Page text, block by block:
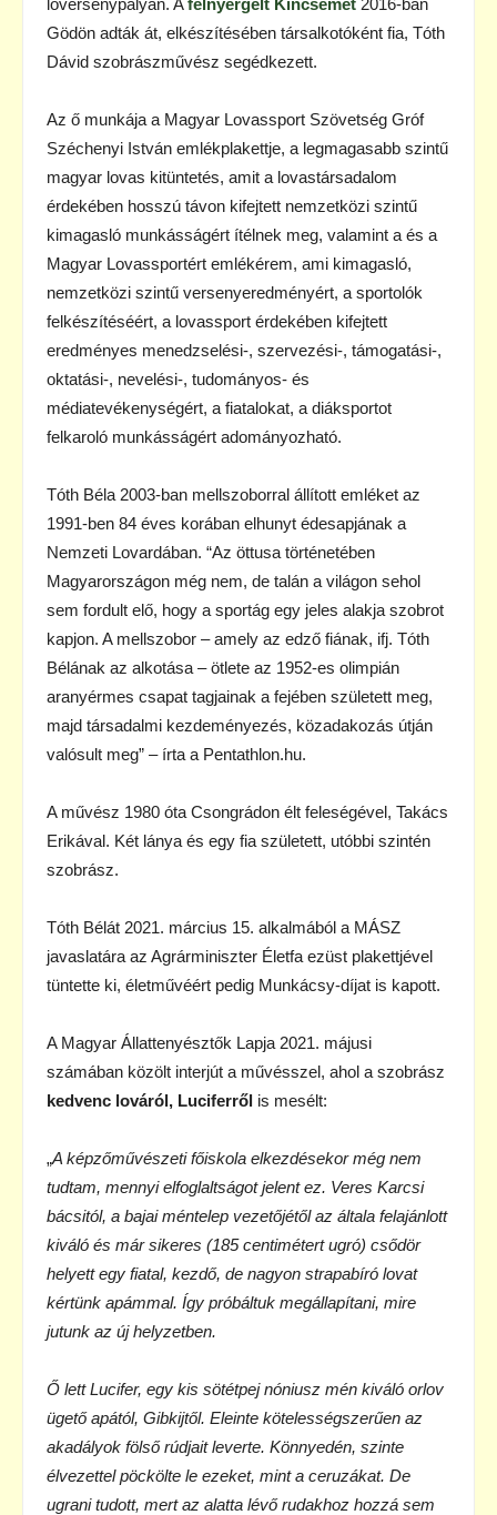
Gödön adták át, elkészítésében társalkotóként fia, Tóth
Dávid szobrászművész segédkezett.
Az ő munkája a Magyar Lovassport Szövetség Gróf
Széchenyi István emlékplakettje, a legmagasabb szintű
magyar lovas kitüntetés, amit a lovastársadalom
érdekében hosszú távon kifejtett nemzetközi szintű
kimagasló munkásságért ítélnek meg, valamint a és a
Magyar Lovassportért emlékérem, ami kimagasló,
nemzetközi szintű versenyeredményért, a sportolók
felkészítéséért, a lovassport érdekében kifejtett
eredményes menedzselési-, szervezési-, támogatási-,
oktatási-, nevelési-, tudományos- és
médiatevékenységért, a fiatalokat, a diáksportot
felkaroló munkásságért adományozható.
Tóth Béla 2003-ban mellszoborral állított emléket az
1991-ben 84 éves korában elhunyt édesapjának a
Nemzeti Lovardában. “Az öttusa történetében
Magyarországon még nem, de talán a világon sehol
sem fordult elő, hogy a sportág egy jeles alakja szobrot
kapjon. A mellszobor – amely az edző fiának, ifj. Tóth
Bélának az alkotása – ötlete az 1952-es olimpián
aranyérmes csapat tagjainak a fejében született meg,
majd társadalmi kezdeményezés, közadakozás útján
valósult meg” – írta a Pentathlon.hu.
A művész 1980 óta Csongrádon élt feleségével, Takács
Erikával. Két lánya és egy fia született, utóbbi szintén
szobrász.
Tóth Bélát 2021. március 15. alkalmából a MÁSZ
javaslatára az Agrárminiszter Életfa ezüst plakettjével
tüntette ki, életművéért pedig Munkácsy-díjat is kapott.
A Magyar Állattenyésztők Lapja 2021. májusi
számában közölt interjút a művésszel, ahol a szobrász
kedvenc lováról, Luciferről is mesélt:
„A képzőművészeti főiskola elkezdésekor még nem
tudtam, mennyi elfoglaltságot jelent ez. Veres Karcsi
bácsitól, a bajai méntelep vezetőjétől az általa felajánlott
kiváló és már sikeres (185 centimétert ugró) csődör
helyett egy fiatal, kezdő, de nagyon strapabíró lovat
kértünk apámmal. Így próbáltuk megállapítani, mire
jutunk az új helyzetben.
Ő lett Lucifer, egy kis sötétpej nóniusz mén kiváló orlov
ügető apától, Gibkijtől. Eleinte kötelességszerűen az
akadályok fölső rúdjait leverte. Könnyedén, szinte
élvezettel pöckölte le ezeket, mint a ceruzákat. De
ugrani tudott, mert az alatta lévő rudakhoz hozzá sem